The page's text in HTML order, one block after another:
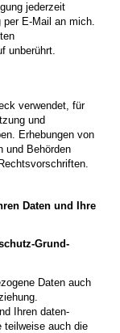
jederzeit
E-Mail an mich.
unberührt.
verwendet, für
und
Erhebungen von
und Behörden
Daten und Ihre
Grund­
Daten auch
Ihren daten­
teil­weise auch die